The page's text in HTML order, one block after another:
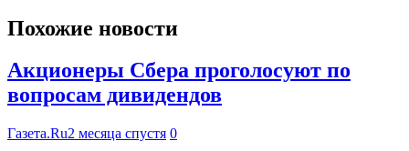
Похожие новости
Акционеры Сбера проголосуют по
вопросам дивидендов
Газета.Ru2 месяца спустя 0